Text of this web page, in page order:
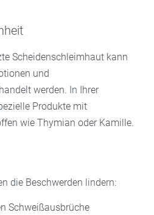
Scheidenschleimhaut kann
und
werden. In Ihrer
Produkte mit
wie Thymian oder Kamille.
die Beschwerden lindern:
Schweißausbrüche